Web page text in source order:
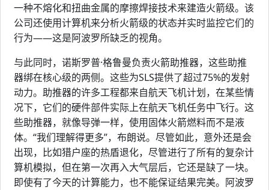
一种不熔化和扭曲金属的摩擦焊接技术来建造火箭级。该
公司还使用计算机来分析火箭级的状态并实时监控它们的
行为——这是阿波罗所缺乏的视角。
与此同时，诺斯罗普·格鲁曼负责火箭助推器，这些助推
器绑在核心级的两侧。这些为SLS提供了超过75%的发射
动力。助推器的许多工程都来自航天飞机计划，在某些情
况下，它们的硬件部件实际上在航天飞机任务中飞行。这
些助推器，就像导弹一样，使用固体火箭燃料而不是液
体。“我们理解得更多”，布朗说。尽管如此，意外还是会
出现，比如猎户座的热盾退化，尽管进行了所有的复杂计
算机模拟，但在第一次再入大气层后，它还是缺了一块。
即使有了今天的计算能力，也不能保证结果完美。阿波罗